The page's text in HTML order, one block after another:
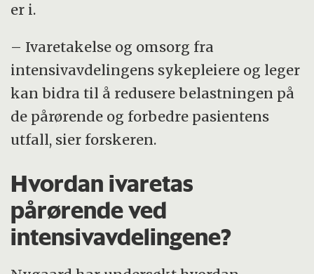
er i.
– Ivaretakelse og omsorg fra
intensivavdelingens sykepleiere og leger
kan bidra til å redusere belastningen på
de pårørende og forbedre pasientens
utfall, sier forskeren.
Hvordan ivaretas
pårørende ved
intensivavdelingene?